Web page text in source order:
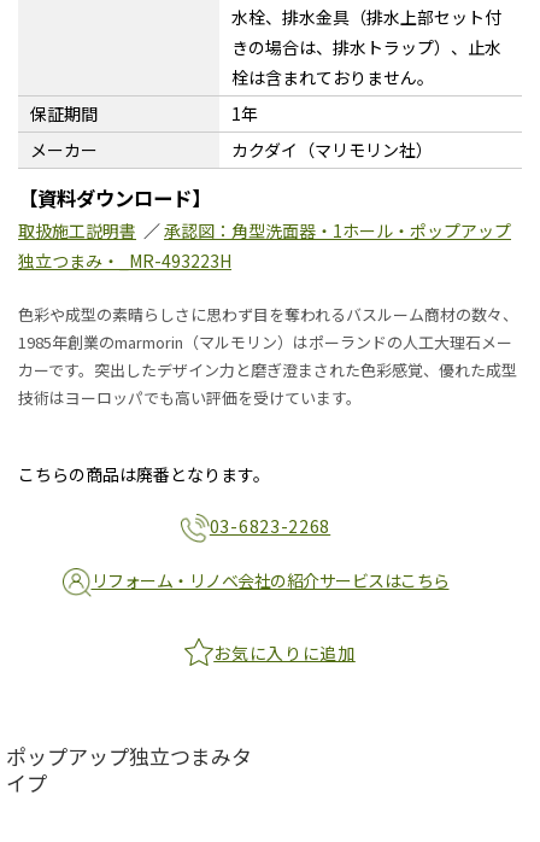
水栓、排水金具（排水上部セット付
きの場合は、排水トラップ）、止水
栓は含まれておりません。
保証期間
1年
メーカー
カクダイ（マリモリン社）
【資料ダウンロード】
取扱施工説明書 ／承認図：角型洗面器・1ホール・ポップアップ
独立つまみ・_MR-493223H
色彩や成型の素晴らしさに思わず目を奪われるバスルーム商材の数々、
1985年創業のmarmorin（マルモリン）はポーランドの人工大理石メー
カーです。突出したデザイン力と磨ぎ澄まされた色彩感覚、優れた成型
技術はヨーロッパでも高い評価を受けています。
こちらの商品は廃番となります。
03-6823-2268
リフォーム・リノベ会社の紹介サービスはこちら
お気に入りに追加
ポップアップ独立つまみタ
イプ